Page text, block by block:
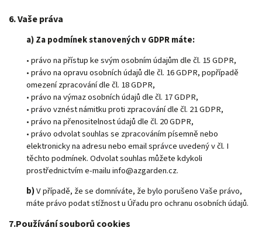
6. Vaše práva
a) Za podmínek stanovených v GDPR máte:
•právo na přístup ke svým osobním údajům dle čl. 15 GDPR,
• právo na opravu osobních údajů dle čl. 16 GDPR, popřípadě
omezení zpracování dle čl. 18 GDPR,
• právo na výmaz osobních údajů dle čl. 17 GDPR,
• právo vznést námitku proti zpracování dle čl. 21 GDPR,
• právo na přenositelnost údajů dle čl. 20 GDPR,
• právo odvolat souhlas se zpracováním písemně nebo
elektronicky na adresu nebo email správce uvedený v čl. I
těchto podmínek. Odvolat souhlas můžete kdykoli
prostřednictvím e-mailuinfo@azgarden.cz.
b)V případě, že se domníváte, že bylo porušeno Vaše právo,
máte právo podat stížnost u Úřadu pro ochranu osobních údajů.
7.Používání souborů cookies